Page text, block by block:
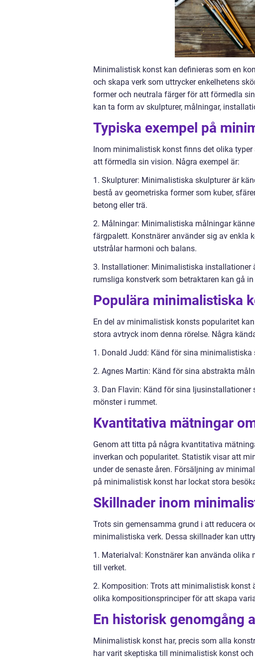
Minimalistisk konst kan definieras som en
och skapa verk som uttrycker enkelhetens
former och neutrala färger för att förmedla
kan ta form av skulpturer, målningar,
Typiska exempel på
Inom minimalistisk konst finns det olika
att förmedla sin vision. Några exempel är:
1. Skulpturer: Minimalistiska skulpturer är
bestå av geometriska former som kuber,
betong eller trä.
2. Målningar: Minimalistiska målningar
färgpalett. Konstnärer använder sig av enkla
utstrålar harmoni och balans.
3. Installationer: Minimalistiska installationer
rumsliga konstverk som betraktaren kan gå
Populära minimalistiska
En del av minimalistisk konsts popularitet
stora avtryck inom denna rörelse. Några
1. Donald Judd: Känd för sina
2. Agnes Martin: Känd för sina abstrakta
3. Dan Flavin: Känd för sina
mönster i rummet.
Kvantitativa mätningar
Genom att titta på några kvantitativa
inverkan och popularitet. Statistik visar att
under de senaste åren. Försäljning av
på minimalistisk konst har lockat stora
Skillnader inom
Trots sin gemensamma grund i att reducera
minimalistiska verk. Dessa skillnader kan
1. Materialval: Konstnärer kan använda
till verket.
2. Komposition: Trots att minimalistisk konst
olika kompositionsprinciper för att skapa
En historisk genomgång
Minimalistisk konst har, precis som alla
har varit skeptiska till minimalistisk konst